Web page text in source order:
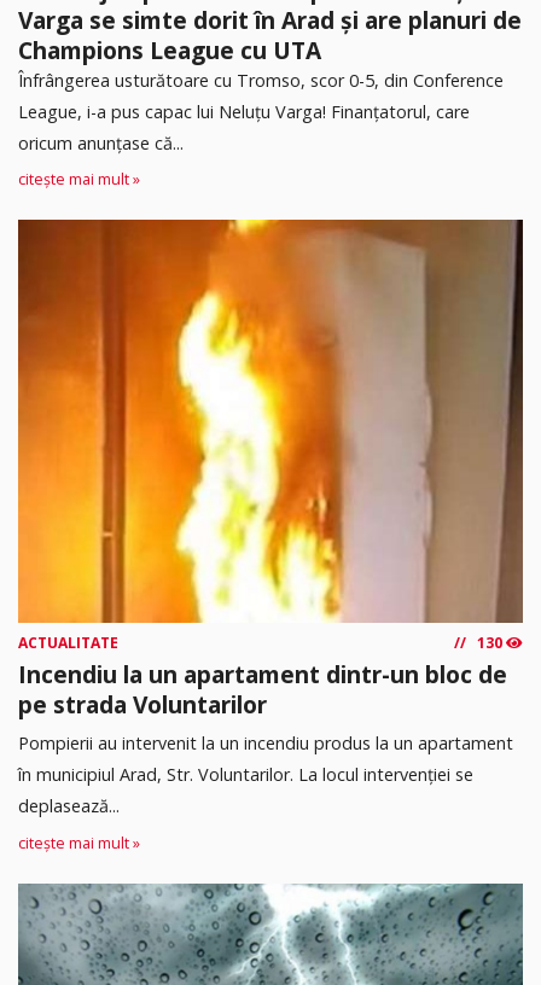
Varga se simte dorit în Arad și are planuri de
Champions League cu UTA
Înfrângerea usturătoare cu Tromso, scor 0-5, din Conference
League, i-a pus capac lui Neluțu Varga! Finanțatorul, care
oricum anunțase că...
citește mai mult »
ACTUALITATE 130
Incendiu la un apartament dintr-un bloc de
pe strada Voluntarilor
Pompierii au intervenit la un incendiu produs la un apartament
în municipiul Arad, Str. Voluntarilor. La locul intervenției se
deplasează...
citește mai mult »